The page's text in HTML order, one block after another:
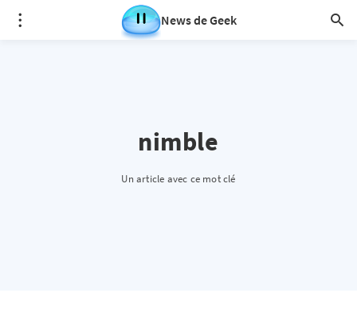
News de Geek
nimble
Un article avec ce mot clé